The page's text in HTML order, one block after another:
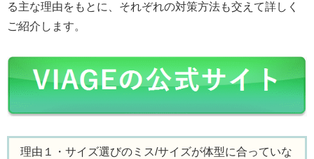
る主な理由をもとに、それぞれの対策方法も交えて詳しく
ご紹介します。
理由１・サイズ選びのミス/サイズが体型に合っていな